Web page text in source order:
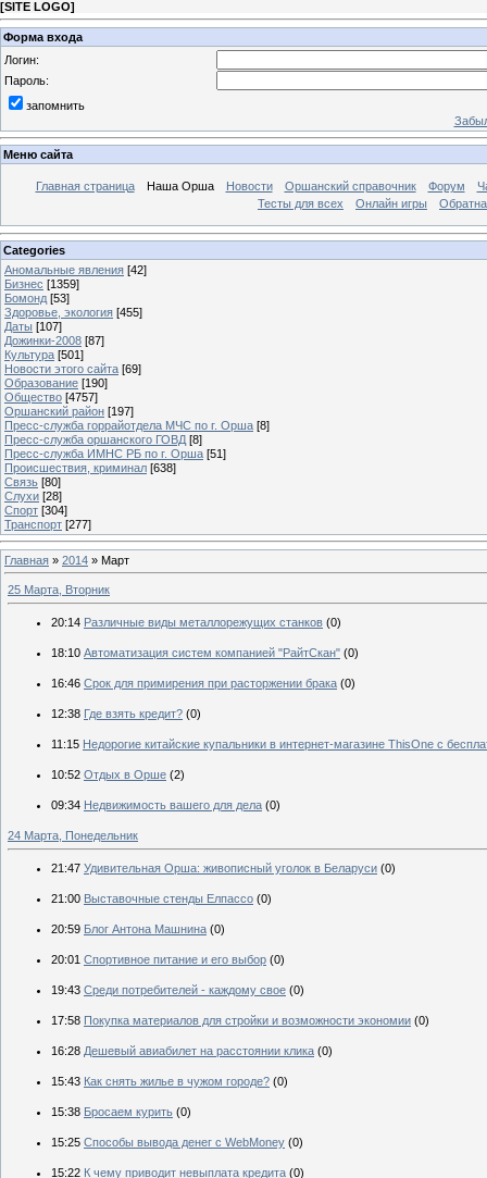
[SITE LOGO]
Форма входа
Логин:
Пароль:
запомнить
Меню сайта
Главная страница Наша Орша Новости Оршанский справочник Форум
Тесты для всех
Онлайн игры
Categories
Аномальные явления [42]
Бизнес [1359]
Бомонд [53]
Здоровье, экология [455]
Даты [107]
Дожинки-2008 [87]
Культура [501]
Новости этого сайта [69]
Образование [190]
Общество [4757]
Оршанский район [197]
Пресс-служба горрайотдела МЧС по г. Орша [8]
Пресс-служба оршанского ГОВД [8]
Пресс-служба ИМНС РБ по г. Орша [51]
Проиcшествия, криминал [638]
Связь [80]
Слухи [28]
Спорт [304]
Транспорт [277]
Главная » 2014 » Март
25 Марта, Вторник
20:14 Различные виды металлорежущих станков (0)
18:10 Автоматизация систем компанией "РайтСкан" (0)
16:46 Срок для примирения при расторжении брака (0)
12:38 Где взять кредит? (0)
11:15 Недорогие китайские купальники в интернет-магазине ThisOne с
10:52 Отдых в Орше (2)
09:34 Недвижимость вашего для дела (0)
24 Марта, Понедельник
21:47 Удивительная Орша: живописный уголок в Беларуси (0)
21:00 Выставочные стенды Елпассо (0)
20:59 Блог Антона Машнина (0)
20:01 Спортивное питание и его выбор (0)
19:43 Среди потребителей - каждому свое (0)
17:58 Покупка материалов для стройки и возможности экономии (0)
16:28 Дешевый авиабилет на расстоянии клика (0)
15:43 Как снять жилье в чужом городе? (0)
15:38 Бросаем курить (0)
15:25 Способы вывода денег с WebMoney (0)
15:22 К чему приводит невыплата кредита (0)